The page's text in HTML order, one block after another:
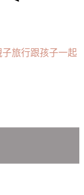
子旅行跟孩子一起